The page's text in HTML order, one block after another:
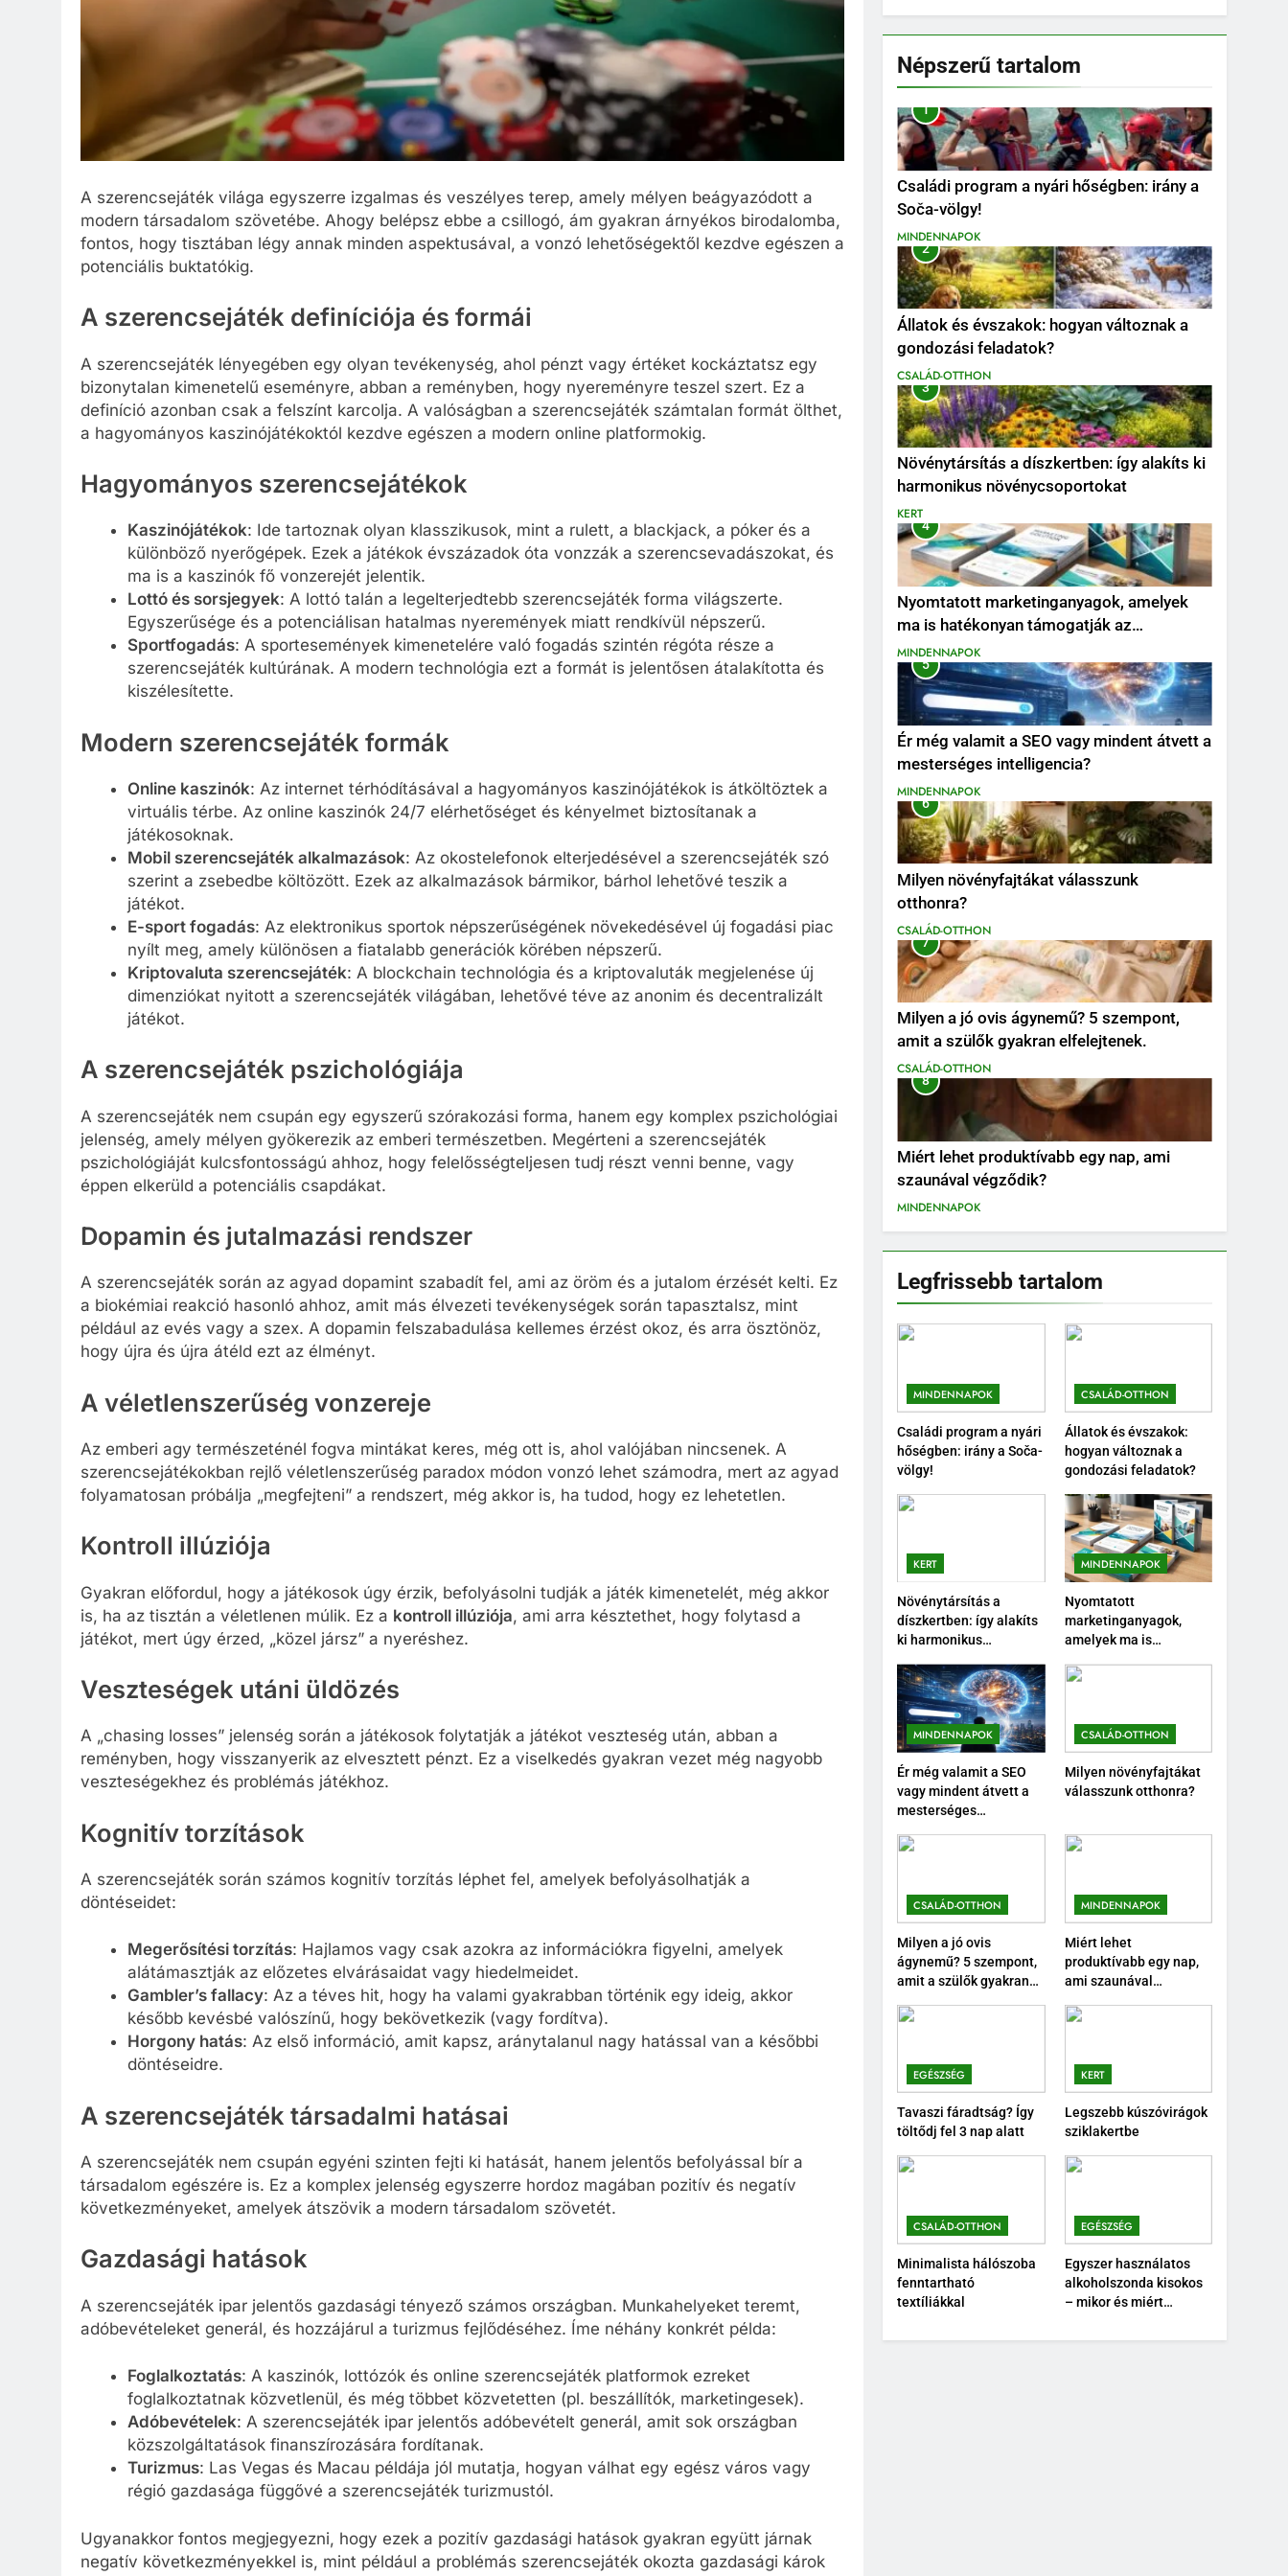
A szerencsejáték világa egyszerre izgalmas és veszélyes terep, amely mélyen beágyazódott a
modern társadalom szövetébe. Ahogy belépsz ebbe a csillogó, ám gyakran árnyékos birodalomba,
fontos, hogy tisztában légy annak minden aspektusával, a vonzó lehetőségektől kezdve egészen a
potenciális buktatókig.
A szerencsejáték definíciója és formái
A szerencsejáték lényegében egy olyan tevékenység, ahol pénzt vagy értéket kockáztatsz egy
bizonytalan kimenetelű eseményre, abban a reményben, hogy nyereményre teszel szert. Ez a
definíció azonban csak a felszínt karcolja. A valóságban a szerencsejáték számtalan formát ölthet,
a hagyományos kaszinójátékoktól kezdve egészen a modern online platformokig.
Hagyományos szerencsejátékok
Kaszinójátékok: Ide tartoznak olyan klasszikusok, mint a rulett, a blackjack, a póker és a
különböző nyerőgépek. Ezek a játékok évszázadok óta vonzzák a szerencsevadászokat, és
ma is a kaszinók fő vonzerejét jelentik.
Lottó és sorsjegyek: A lottó talán a legelterjedtebb szerencsejáték forma világszerte.
Egyszerűsége és a potenciálisan hatalmas nyeremények miatt rendkívül népszerű.
Sportfogadás: A sportesemények kimenetelére való fogadás szintén régóta része a
szerencsejáték kultúrának. A modern technológia ezt a formát is jelentősen átalakította és
kiszélesítette.
Modern szerencsejáték formák
Online kaszinók: Az internet térhódításával a hagyományos kaszinójátékok is átköltöztek a
virtuális térbe. Az online kaszinók 24/7 elérhetőséget és kényelmet biztosítanak a
játékosoknak.
Mobil szerencsejáték alkalmazások: Az okostelefonok elterjedésével a szerencsejáték szó
szerint a zsebedbe költözött. Ezek az alkalmazások bármikor, bárhol lehetővé teszik a
játékot.
E-sport fogadás: Az elektronikus sportok népszerűségének növekedésével új fogadási piac
nyílt meg, amely különösen a fiatalabb generációk körében népszerű.
Kriptovaluta szerencsejáték: A blockchain technológia és a kriptovaluták megjelenése új
dimenziókat nyitott a szerencsejáték világában, lehetővé téve az anonim és decentralizált
játékot.
A szerencsejáték pszichológiája
A szerencsejáték nem csupán egy egyszerű szórakozási forma, hanem egy komplex pszichológiai
jelenség, amely mélyen gyökerezik az emberi természetben. Megérteni a szerencsejáték
pszichológiáját kulcsfontosságú ahhoz, hogy felelősségteljesen tudj részt venni benne, vagy
éppen elkerüld a potenciális csapdákat.
Dopamin és jutalmazási rendszer
A szerencsejáték során az agyad dopamint szabadít fel, ami az öröm és a jutalom érzését kelti. Ez
a biokémiai reakció hasonló ahhoz, amit más élvezeti tevékenységek során tapasztalsz, mint
például az evés vagy a szex. A dopamin felszabadulása kellemes érzést okoz, és arra ösztönöz,
hogy újra és újra átéld ezt az élményt.
A véletlenszerűség vonzereje
Az emberi agy természeténél fogva mintákat keres, még ott is, ahol valójában nincsenek. A
szerencsejátékokban rejlő véletlenszerűség paradox módon vonzó lehet számodra, mert az agyad
folyamatosan próbálja „megfejteni” a rendszert, még akkor is, ha tudod, hogy ez lehetetlen.
Kontroll illúziója
Gyakran előfordul, hogy a játékosok úgy érzik, befolyásolni tudják a játék kimenetelét, még akkor
is, ha az tisztán a véletlenen múlik. Ez a kontroll illúziója, ami arra késztethet, hogy folytasd a
játékot, mert úgy érzed, „közel jársz” a nyeréshez.
Veszteségek utáni üldözés
A „chasing losses” jelenség során a játékosok folytatják a játékot veszteség után, abban a
reményben, hogy visszanyerik az elvesztett pénzt. Ez a viselkedés gyakran vezet még nagyobb
veszteségekhez és problémás játékhoz.
Kognitív torzítások
A szerencsejáték során számos kognitív torzítás léphet fel, amelyek befolyásolhatják a
döntéseidet:
Megerősítési torzítás: Hajlamos vagy csak azokra az információkra figyelni, amelyek
alátámasztják az előzetes elvárásaidat vagy hiedelmeidet.
Gambler’s fallacy: Az a téves hit, hogy ha valami gyakrabban történik egy ideig, akkor
később kevésbé valószínű, hogy bekövetkezik (vagy fordítva).
Horgony hatás: Az első információ, amit kapsz, aránytalanul nagy hatással van a későbbi
döntéseidre.
A szerencsejáték társadalmi hatásai
A szerencsejáték nem csupán egyéni szinten fejti ki hatását, hanem jelentős befolyással bír a
társadalom egészére is. Ez a komplex jelenség egyszerre hordoz magában pozitív és negatív
következményeket, amelyek átszövik a modern társadalom szövetét.
Gazdasági hatások
A szerencsejáték ipar jelentős gazdasági tényező számos országban. Munkahelyeket teremt,
adóbevételeket generál, és hozzájárul a turizmus fejlődéséhez. Íme néhány konkrét példa:
Foglalkoztatás: A kaszinók, lottózók és online szerencsejáték platformok ezreket
foglalkoztatnak közvetlenül, és még többet közvetetten (pl. beszállítók, marketingesek).
Adóbevételek: A szerencsejáték ipar jelentős adóbevételt generál, amit sok országban
közszolgáltatások finanszírozására fordítanak.
Turizmus: Las Vegas és Macau példája jól mutatja, hogyan válhat egy egész város vagy
régió gazdasága függővé a szerencsejáték turizmustól.
Ugyanakkor fontos megjegyezni, hogy ezek a pozitív gazdasági hatások gyakran együtt járnak
negatív következményekkel is, mint például a problémás szerencsejáték okozta gazdasági károk
Népszerű tartalom
1
Családi program a nyári hőségben: irány a
Soča-völgy!
MINDENNAPOK
2
Állatok és évszakok: hogyan változnak a
gondozási feladatok?
CSALÁD-OTTHON
3
Növénytársítás a díszkertben: így alakíts ki
harmonikus növénycsoportokat
KERT
4
Nyomtatott marketinganyagok, amelyek
ma is hatékonyan támogatják az
értékesítést
MINDENNAPOK
5
Ér még valamit a SEO vagy mindent átvett a
mesterséges intelligencia?
MINDENNAPOK
6
Milyen növényfajtákat válasszunk
otthonra?
CSALÁD-OTTHON
7
Milyen a jó ovis ágynemű? 5 szempont,
amit a szülők gyakran elfelejtenek.
CSALÁD-OTTHON
8
Miért lehet produktívabb egy nap, ami
szaunával végződik?
MINDENNAPOK
Legfrissebb tartalom
MINDENNAPOK
Családi program a nyári
hőségben: irány a Soča-
völgy!
CSALÁD-OTTHON
Állatok és évszakok:
hogyan változnak a
gondozási feladatok?
KERT
Növénytársítás a
díszkertben: így alakíts
ki harmonikus
MINDENNAPOK
Nyomtatott
marketinganyagok,
amelyek ma is
az értékesítést
MINDENNAPOK
Ér még valamit a SEO
vagy mindent átvett a
mesterséges
CSALÁD-OTTHON
Milyen növényfajtákat
válasszunk otthonra?
CSALÁD-OTTHON
Milyen a jó ovis
ágynemű? 5 szempont,
amit a szülők gyakran
MINDENNAPOK
Miért lehet
produktívabb egy nap,
ami szaunával
EGÉSZSÉG
Tavaszi fáradtság? Így
töltődj fel 3 nap alatt
KERT
Legszebb kúszóvirágok
sziklakertbe
CSALÁD-OTTHON
Minimalista hálószoba
fenntartható
textíliákkal
EGÉSZSÉG
Egyszer használatos
alkoholszonda kisokos
– mikor és miért